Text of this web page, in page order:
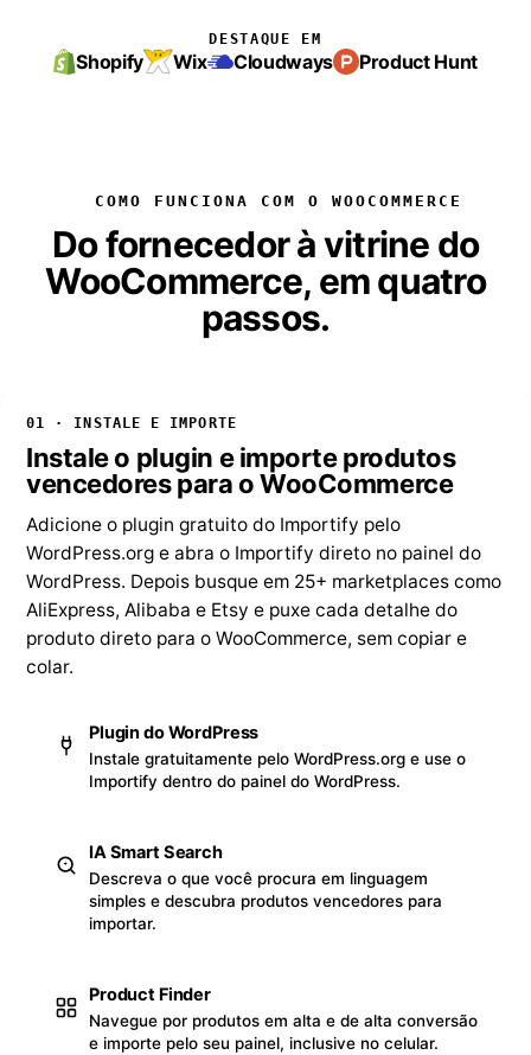
DESTAQUE EM
Shopify Wix Cloudways Product Hunt
COMO FUNCIONA COM O WOOCOMMERCE
Do fornecedor à vitrine do
WooCommerce, em quatro
passos.
01 · INSTALE E IMPORTE
Instale o plugin e importe produtos
vencedores para o WooCommerce
Adicione o plugin gratuito do Importify pelo
WordPress.org e abra o Importify direto no painel do
WordPress. Depois busque em 25+ marketplaces como
AliExpress, Alibaba e Etsy e puxe cada detalhe do
produto direto para o WooCommerce, sem copiar e
colar.
Plugin do WordPress
Instale gratuitamente pelo WordPress.org e use o
Importify dentro do painel do WordPress.
IA Smart Search
Descreva o que você procura em linguagem
simples e descubra produtos vencedores para
importar.
Product Finder
Navegue por produtos em alta e de alta conversão
e importe pelo seu painel, inclusive no celular.